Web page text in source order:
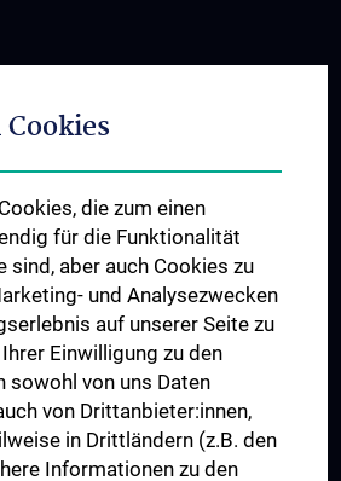
Fortbildung
die zum einen
für die Funktionalität
sind, aber auch Cookies zu
und Analysezwecken
auf unserer Seite zu
Einwilligung zu den
sowohl von uns Daten
von Drittanbieter:innen,
in Drittländern (z.B. den
Informationen zu den